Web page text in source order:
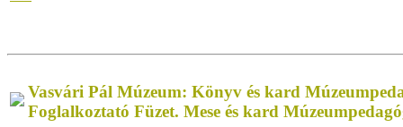
Vasvári Pál Múzeum: Könyv és kard
Foglalkoztató Füzet. Mese és kard